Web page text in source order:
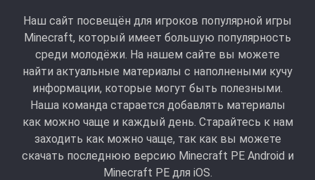
Наш сайт посвещён для игроков популярной игры
Minecraft, который имеет большую популярность
среди молодёжи. На нашем сайте вы можете
найти актуальные материалы с наполнеными кучу
информации, которые могут быть полезными.
Наша команда старается добавлять материалы
как можно чаще и каждый день. Старайтесь к нам
заходить как можно чаще, так как вы можете
скачать последнюю версию Minecraft PE Android и
Minecraft РЕ для iOS.